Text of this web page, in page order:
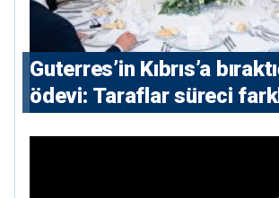
Guterres’in Kıbrıs’a
ödevi: Taraflar süreci